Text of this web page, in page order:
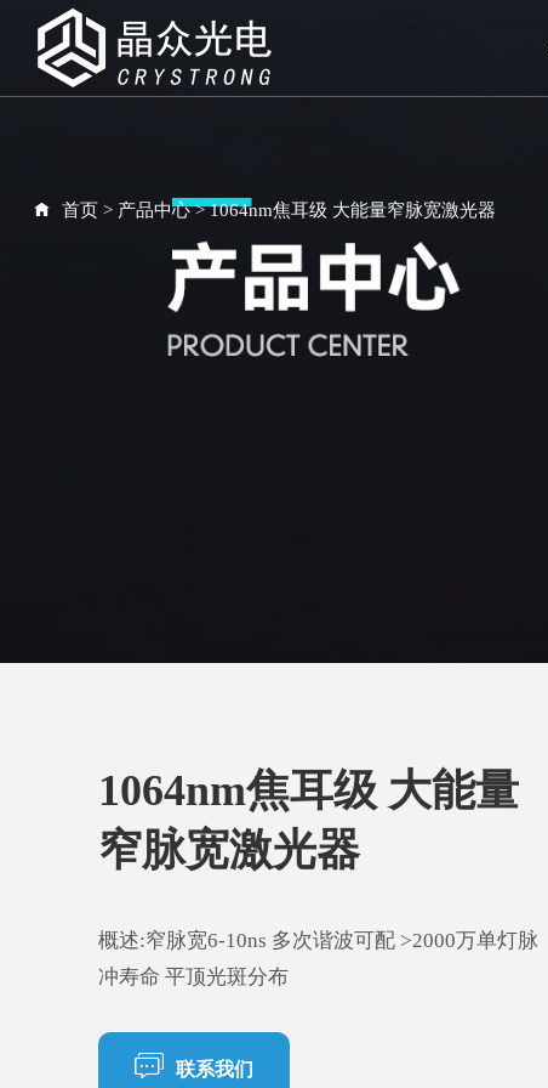
首页> 产品中心>1064nm焦耳级 大能量窄脉宽激光器
1064nm焦耳级 大能量
窄脉宽激光器
概述:窄脉宽6-10ns 多次谐波可配 >2000万单灯脉
冲寿命 平顶光斑分布
联系我们